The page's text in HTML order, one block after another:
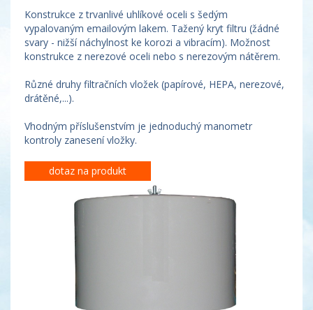
Konstrukce z trvanlivé uhlíkové oceli s šedým
vypalovaným emailovým lakem. Tažený kryt filtru (žádné
svary - nižší náchylnost ke korozi a vibracím). Možnost
konstrukce z nerezové oceli nebo s nerezovým nátěrem.
Různé druhy filtračních vložek (papírové, HEPA, nerezové,
drátěné,...).
Vhodným příslušenstvím je jednoduchý manometr
kontroly zanesení vložky.
dotaz na produkt